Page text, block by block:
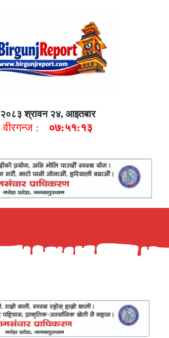
२०८३ श्रावन २४, आइतबार
वीरगन्ज : ०७:५१:१४